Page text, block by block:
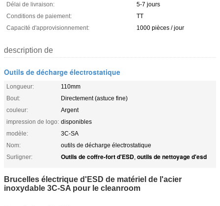
Délai de livraison:
5-7 jours
Conditions de paiement:
TT
Capacité d'approvisionnement:
1000 pièces / jour
description de
Outils de décharge électrostatique
Longueur:
110mm
Bout:
Directement (astuce fine)
couleur:
Argent
impression de logo: disponibles
modèle:
3C-SA
Nom:
outils de décharge électrostatique
Surligner:
Outils de coffre-fort d'ESD, outils de nettoyage d'esd
Brucelles électrique d'ESD de matériel de l'acier
inoxydable 3C-SA pour le cleanroom